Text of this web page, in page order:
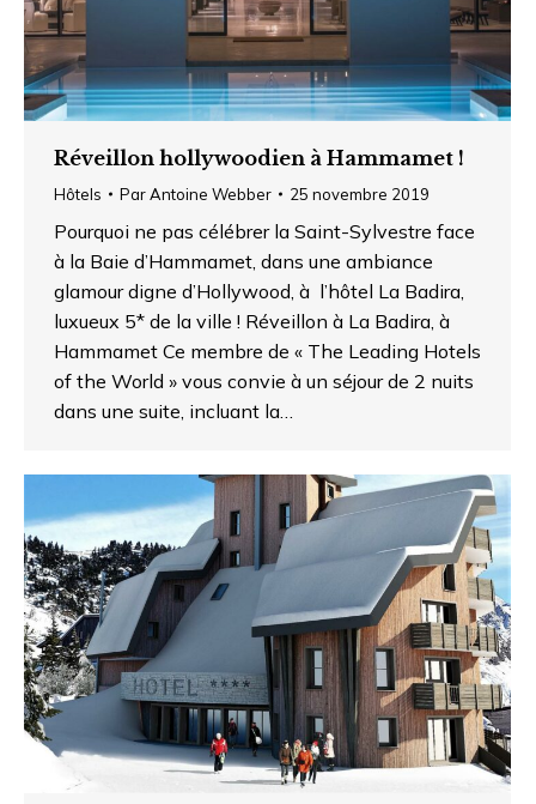
Réveillon hollywoodien à Hammamet !
Hôtels ParAntoine Webber 25 novembre 2019
Pourquoi ne pas célébrer la Saint-Sylvestre face
à la Baie d’Hammamet, dans une ambiance
glamour digne d’Hollywood, à l’hôtel La Badira,
luxueux 5* de la ville ! Réveillon à La Badira, à
Hammamet Ce membre de « The Leading Hotels
of the World » vous convie à un séjour de 2 nuits
dans une suite, incluant la…